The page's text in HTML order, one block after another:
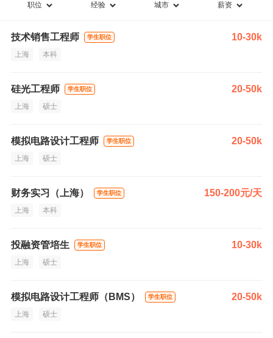
职位 经验 城市 薪资
技术销售工程师 学生职位 10-30k
上海 本科
硅光工程师 学生职位 20-50k
上海 硕士
模拟电路设计工程师 学生职位 20-50k
上海 硕士
财务实习（上海） 学生职位 150-200元/天
上海 本科
投融资管培生 学生职位 10-30k
上海 硕士
模拟电路设计工程师（BMS） 学生职位 20-50k
上海 硕士